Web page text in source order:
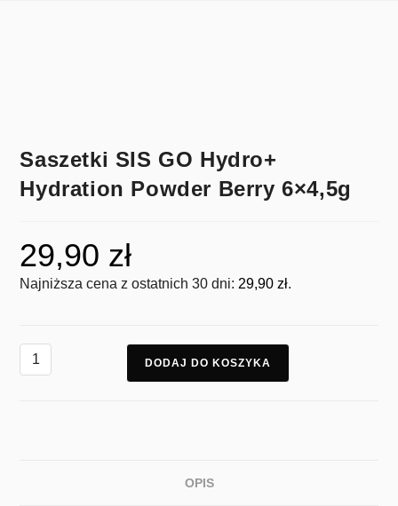
Saszetki SIS GO Hydro+
Hydration Powder Berry 6×4,5g
29,90 zł
Najniższa cena z ostatnich 30 dni: 29,90zł.
DODAJ DO KOSZYKA
OPIS